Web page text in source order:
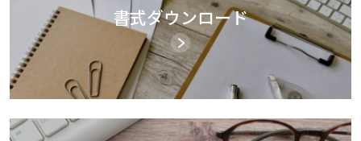
書式ダウンロード